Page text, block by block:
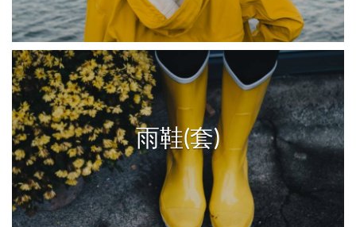
雨鞋(套)